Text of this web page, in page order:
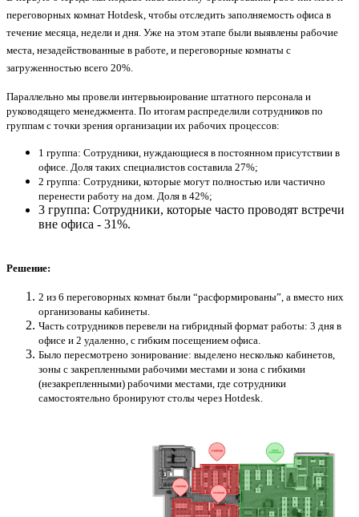
переговорных комнат Hotdesk, чтобы отследить заполняемость офиса в
течение месяца, недели и дня. Уже на этом этапе были выявлены рабочие
места, незадействованные в работе, и переговорные комнаты с
загруженностью всего 20%.
Параллельно мы провели интервьюирование штатного персонала и
руководящего менеджмента. По итогам распределили сотрудников по
группам с точки зрения организации их рабочих процессов:
1 группа: Сотрудники, нуждающиеся в постоянном присутствии в
офисе. Доля таких специалистов составила 27%;
2 группа: Сотрудники, которые могут полностью или частично
перенести работу на дом. Доля в 42%;
3 группа: Сотрудники, которые часто проводят встречи
вне офиса - 31%.
Решение:
2 из 6 переговорных комнат были “расформированы”, а вместо них
организованы кабинеты.
Часть сотрудников перевели на гибридный формат работы: 3 дня в
офисе и 2 удаленно, с гибким посещением офиса.
Было пересмотрено зонирование: выделено несколько кабинетов,
зоны с закрепленными рабочими местами и зона с гибкими
(незакрепленными) рабочими местами, где сотрудники
самостоятельно бронируют столы через Hotdesk.